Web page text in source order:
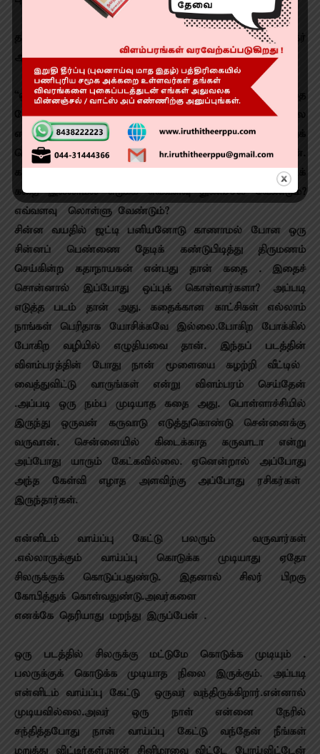
தமிழ்த் திரைப்பட இயக்குநர்கள் சங்கத் தலைவர் இயக்குநர்
ஆர். வி உதயகுமார் பேசும்போது,
“ஒரு நல்ல படத்திற்குக் கதை வேண்டும், நல்ல கதை
வேண்டும் என்கிறார்கள். ஆனால் அது தேவையில்லை
என்பேன். ஏனென்றால் ஒரு மொக்கை கதையை வைத்துக்
கொண்டு நான் சிங்காரவேலன் படத்தை எடுத்தேன்.
கலைஞானி கமல்ஹாசனை வைத்துக்கொண்டு இப்படிக்
கதை இல்லாமல் எடுக்க எவ்வளவு துணிச்சல் வேண்டும்?
எவ்வளவு லொள்ளு வேண்டும்?
சின்ன வயதில் ஜட்டி பனியனோடு காணாமல் போன ஒரு
சின்னப் பெண்ணை தேடிக் கண்டுபிடித்து திருமணம்
செய்கின்ற கதாநாயகன் என்பது தான் கதை . இதைச்
சொன்னால் இப்போது ஒப்புக் கொள்வார்களா? அப்படி
எடுத்த படம் தான் அது. கதைக்கான காட்சிகள் எல்லாம்
நாங்கள் பெரிதாக யோசிக்கவே இல்லை.போகிற போக்கில்
போகிற வழியில் எழுதியவை தான். இந்தப் படத்தின்
விளம்பரத்தின் போது நான் மூளையை கழற்றி வீட்டில்
வைத்துவிட்டு வாருங்கள் என்று விளம்பரம் செய்தேன்
.அப்படி ஒரு நம்ப முடியாத கதை அது. பொள்ளாச்சியில்
இருந்து ஒருவன் கருவாடு எடுத்துகொண்டு சென்னைக்கு
வருவான். சென்னையில் கிடைக்காத கருவாடா என்று
அப்போது யாரும் கேட்கவில்லை. ஏனென்றால் அப்போது
அந்த கேள்வி எழாத அளவிற்கு அப்போது ரசிகர்கள்
இருந்தார்கள்.
என்னிடம் வாய்ப்பு கேட்டு பலரும் வருவார்கள்
.எல்லாருக்கும் வாய்ப்பு கொடுக்க முடியாது ஏதோ
சிலருக்குக் கொடுப்பதுண்டு. இதனால் சிலர் பிறகு
கோபித்துக் கொள்வதுண்டு.அவர்களை
எனக்கே தெரியாது மறந்து இருப்பேன் .
ஒரு படத்தில் சிலருக்கு மட்டுமே கொடுக்க முடியும் .
பலருக்குக் கொடுக்க முடியாத நிலை இருக்கும். அப்படி
என்னிடம் வாய்ப்பு கேட்டு ஒருவர் வந்திருக்கிறார்.என்னால்
முடியவில்லை.அவர் ஒரு நாள் என்னை நேரில்
சந்தித்தபோது நான் வாய்ப்பு கேட்டு வந்தேன் நீங்கள்
மறுத்து விட்டீர்கள்,நான் சினிமாவை விட்டே போய்விட்டேன்